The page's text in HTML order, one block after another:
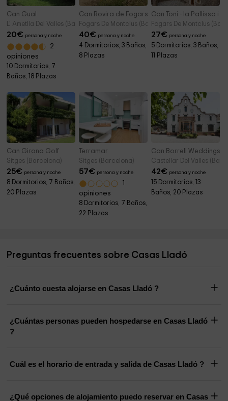
Can Gual
L' Ametlla Del Valles (Barcelona)
20€ persona y noche
2
opiniones
10 Dormitorios, 7
Baños, 18 Plazas
Can Rovira de Fogars
Fogars De Montclus (Barcelona)
40€ persona y noche
4 Dormitorios, 3 Baños,
8 Plazas
Can Toni - la Pallissa i
Fogars De Montclus
27€ persona y noche
5 Dormitorios, 3 Baños,
11 Plazas
Can Girona Golf
Sitges (Barcelona)
25€ persona y noche
8 Dormitorios, 7 Baños,
20 Plazas
Terramar
Sitges (Barcelona)
57€ persona y noche
opiniones
8 Dormitorios, 7 Baños,
22 Plazas
Can Borrell Weddings &
Castellar Del Valles
42€ persona y noche
15 Dormitorios, 13
Baños, 20 Plazas
Preguntas frecuentes sobre Casas Lladó
¿Cuánto cuesta alojarse en Casas Lladó ?
¿Cuántas personas pueden hospedarse en Casas Lladó
?
Cuál es el horario de entrada y salida de Casas Lladó ?
¿Qué opciones de alojamiento puedo reservar en Casas